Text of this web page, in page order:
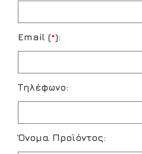
Email (*):
Τηλέφωνο:
Όνομα Προϊόντος: